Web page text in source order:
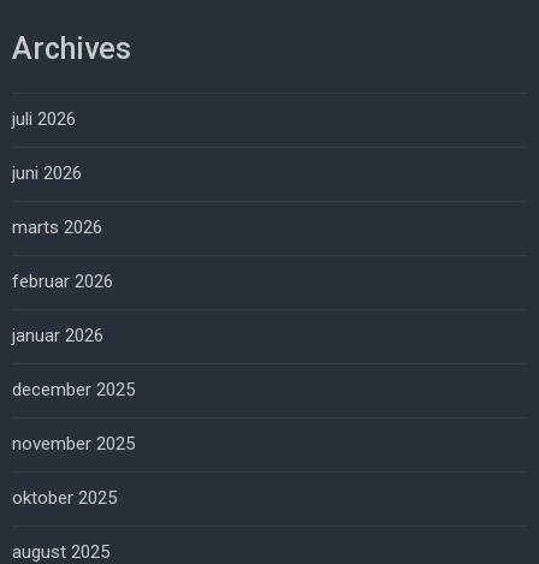
Archives
juli 2026
juni 2026
marts 2026
februar 2026
januar 2026
december 2025
november 2025
oktober 2025
august 2025